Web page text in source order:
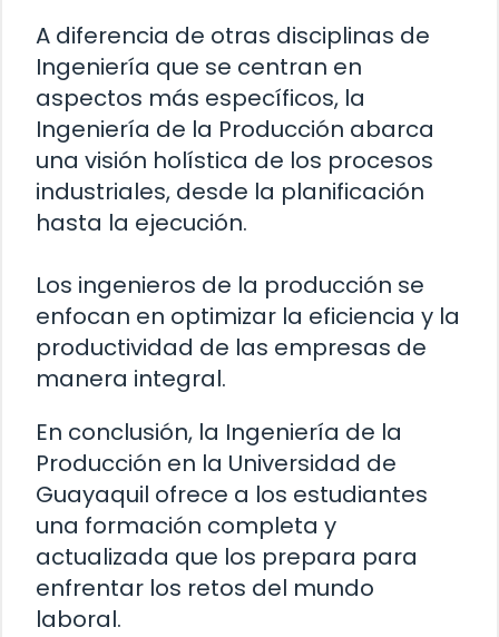
A diferencia de otras disciplinas de
Ingeniería que se centran en
aspectos más específicos, la
Ingeniería de la Producción abarca
una visión holística de los procesos
industriales, desde la planificación
hasta la ejecución.
Los ingenieros de la producción se
enfocan en optimizar la eficiencia y la
productividad de las empresas de
manera integral.
En conclusión, la Ingeniería de la
Producción en la Universidad de
Guayaquil ofrece a los estudiantes
una formación completa y
actualizada que los prepara para
enfrentar los retos del mundo
laboral.